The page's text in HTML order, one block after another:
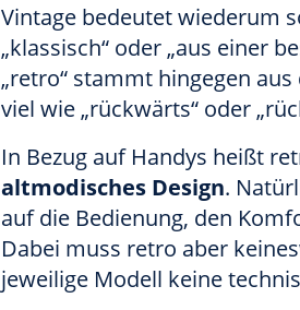
Vintage bedeutet wiederum
„klassisch“ oder „aus einer
„retro“ stammt hingegen
viel wie „rückwärts“ oder
In Bezug auf Handys heißt
altmodisches Design.
auf die Bedienung, den
Dabei muss retro aber
jeweilige Modell keine